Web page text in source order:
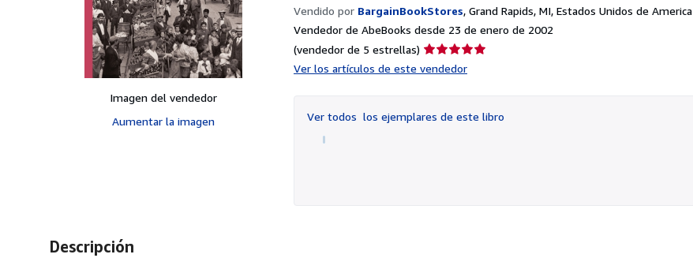
Imagen del vendedor
Aumentar la imagen
Vendido por BargainBookStores, Grand Rapids, MI, Estados Unidos de America
Vendedor de AbeBooks desde 23 de enero de 2002
(vendedor de 5 estrellas) Calificación
Ver los artículos de este vendedor
Ver todos los ejemplares de este libro
Descripción